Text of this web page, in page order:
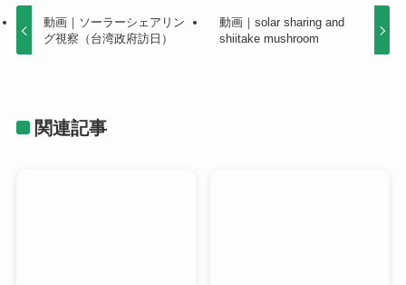
動画｜ソーラーシェアリン
グ視察（台湾政府訪日）
動画｜solar sharing and
shiitake mushroom
関連記事